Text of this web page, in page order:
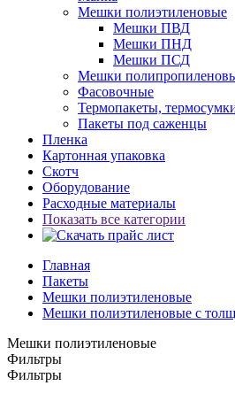
Мешки полиэтиленовые
Мешки ПВД
Мешки ПНД
Мешки ПСД
Мешки
Фасовочные
Термопакеты,
Пакеты под саженцы
Пленка
Картонная упаковка
Скотч
Оборудование
Расходные материалы
Показать все категории
Главная
Пакеты
Мешки полиэтиленовые
Мешки полиэтиленовые с
Мешки полиэтиленовые
Фильтры
Фильтры